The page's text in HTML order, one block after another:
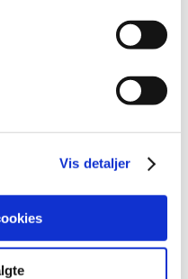
Vis detaljer